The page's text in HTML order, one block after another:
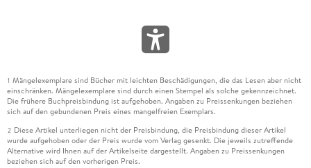
1 Mängelexemplare sind Bücher mit leichten Beschädigungen, die das Lesen aber nicht
einschränken. Mängelexemplare sind durch einen Stempel als solche gekennzeichnet.
Die frühere Buchpreisbindung ist aufgehoben. Angaben zu Preissenkungen beziehen
sich auf den gebundenen Preis eines mangelfreien Exemplars.
2 Diese Artikel unterliegen nicht der Preisbindung, die Preisbindung dieser Artikel
wurde aufgehoben oder der Preis wurde vom Verlag gesenkt. Die jeweils zutreffende
Alternative wird Ihnen auf der Artikelseite dargestellt. Angaben zu Preissenkungen
beziehen sich auf den vorherigen Preis.